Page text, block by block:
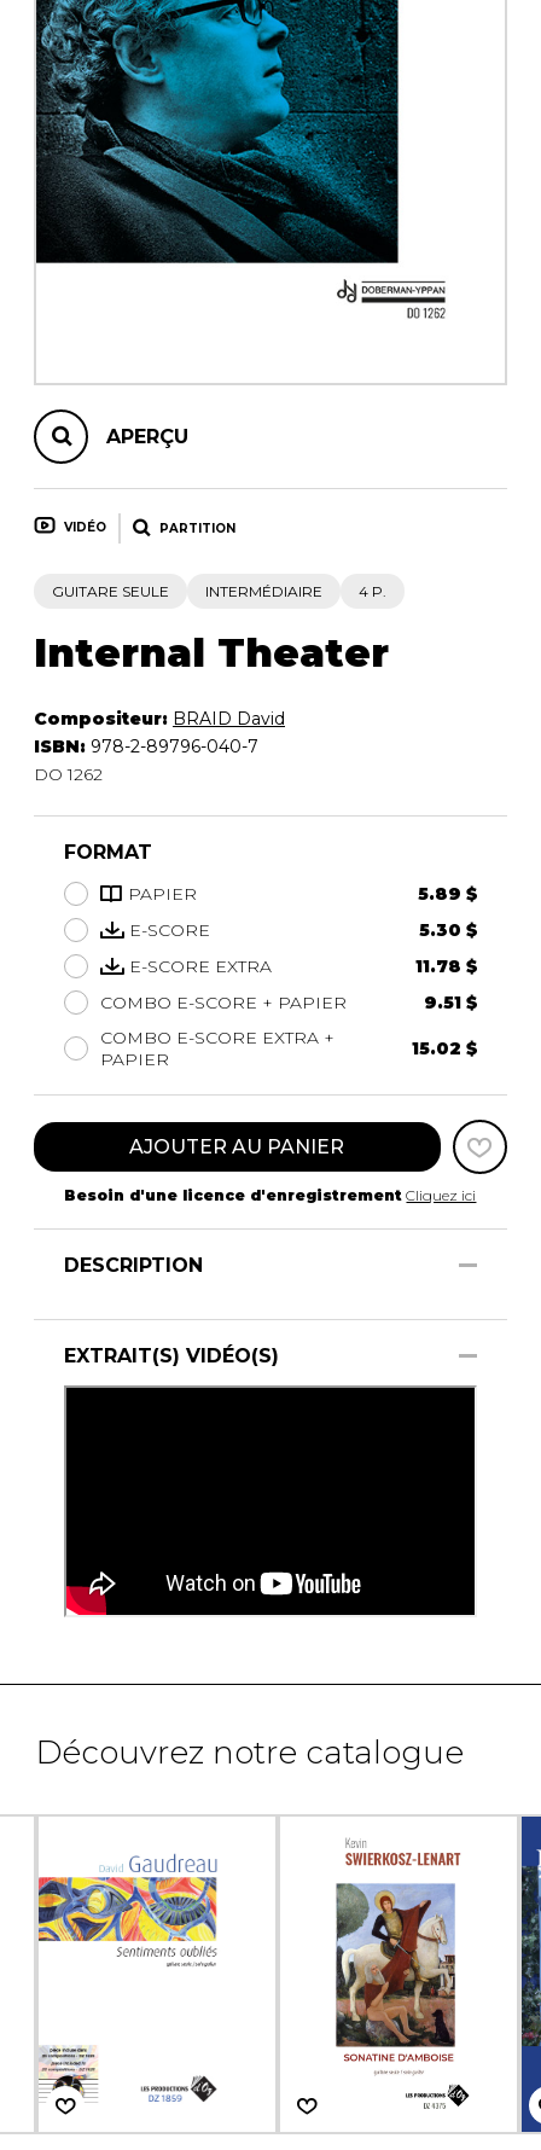
AUTRES PRODUITS
APERÇU
VIDÉO PARTITION
GUITARE SEULE INTERMÉDIAIRE 4 P.
Internal Theater
Compositeur: BRAID David
ISBN: 978-2-89796-040-7
DO 1262
FORMAT
PAPIER
5.89 $
E-SCORE
5.30 $
E-SCORE EXTRA
11.78 $
COMBO E-SCORE + PAPIER
9.51 $
COMBO E-SCORE EXTRA +
PAPIER
15.02 $
AJOUTER AU PANIER
Besoin d'une licence d'enregistrement Cliquez ici
DESCRIPTION
EXTRAIT(S) VIDÉO(S)
Découvrez notre catalogue